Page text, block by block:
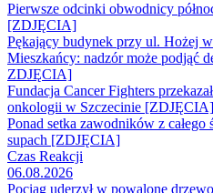
Pierwsze odcinki obwodnicy
[ZDJĘCIA]
Pękający budynek przy ul. Hożej
Mieszkańcy: nadzór może podjąć
ZDJĘCIA]
Fundacja Cancer Fighters
onkologii w Szczecinie [ZDJĘCIA]
Ponad setka zawodników z
supach [ZDJĘCIA]
Czas Reakcji
06.08.2026
Pociąg uderzył w powalone